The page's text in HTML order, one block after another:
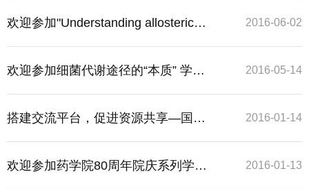
问题和最新进展讲座
欢迎参加"Understanding allosteric
drug action at G protein-coupled
receptors "学术讲座
2016-06-02
欢迎参加细菌代谢途径的“本质” 学术
讲座
2016-05-14
搭建交流平台，促进资源共享—国家
蛋白质科学中心专家到访记
2016-01-14
欢迎参加药学院80周年院庆系列学术 2016-01-13